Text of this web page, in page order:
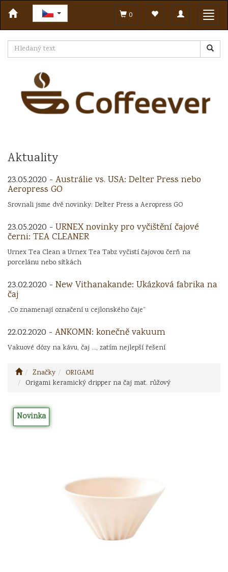
Toggle
navigation
0
Aktuality
23.05.2020 - Austrálie vs. USA: Delter Press nebo
Aeropress GO
Srovnali jsme dvě novinky: Delter Press a Aeropress GO
23.05.2020 - URNEX novinky pro vyčištění čajové
černi: TEA CLEANER
Urnex Tea Clean a Urnex Tea Tabz vyčistí čajovou čerň na
porcelánu nebo sítkách
23.02.2020 - New Vithanakande: Ukázková fabrika na
čaj
„Co znamenají označení u cejlonského čaje“
22.02.2020 - ANKOMN: konečně vakuum
Vakuové dózy na kávu, čaj ..., zatím nejlepší řešení
Značky
ORIGAMI
Origami keramický dripper na čaj mat. růžový
Novinka